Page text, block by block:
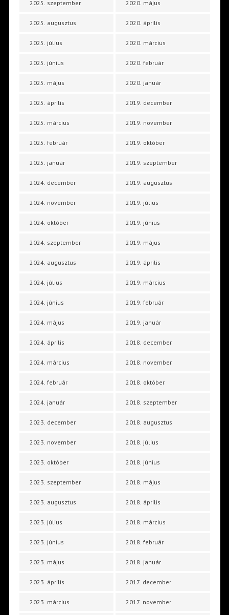
2025. szeptember
2025. augusztus
2025. július
2025. június
2025. május
2025. április
2025. március
2025. február
2025. január
2024. december
2024. november
2024. október
2024. szeptember
2024. augusztus
2024. július
2024. június
2024. május
2024. április
2024. március
2024. február
2024. január
2023. december
2023. november
2023. október
2023. szeptember
2023. augusztus
2023. július
2023. június
2023. május
2023. április
2023. március
2020. május
2020. április
2020. március
2020. február
2020. január
2019. december
2019. november
2019. október
2019. szeptember
2019. augusztus
2019. július
2019. június
2019. május
2019. április
2019. március
2019. február
2019. január
2018. december
2018. november
2018. október
2018. szeptember
2018. augusztus
2018. július
2018. június
2018. május
2018. április
2018. március
2018. február
2018. január
2017. december
2017. november